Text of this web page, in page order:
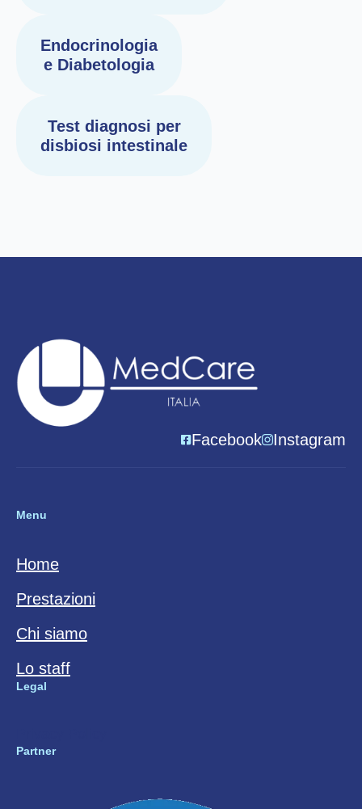
Endocrinologia
e Diabetologia
Test diagnosi per
disbiosi intestinale
Facebook Instagram
Menu
Home
Prestazioni
Chi siamo
Lo staff
Legal
Partner